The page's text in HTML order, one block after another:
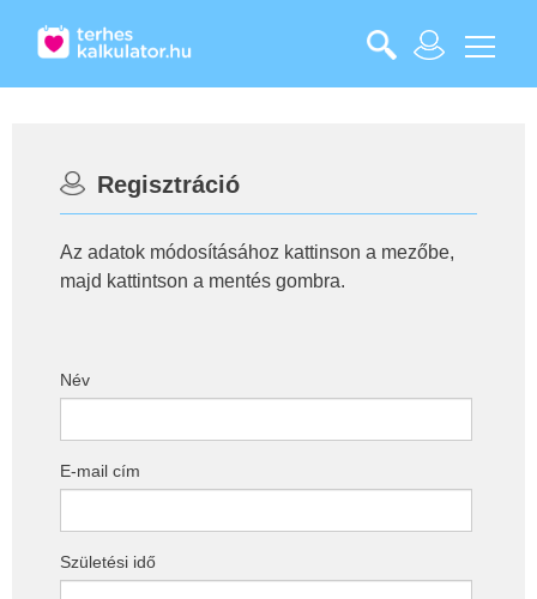
Regisztráció
Az adatok módosításához kattinson a mezőbe,
majd kattintson a mentés gombra.
Név
E-mail cím
Születési idő